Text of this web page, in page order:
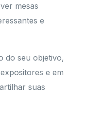
mesas
e
do seu objetivo,
e em
suas